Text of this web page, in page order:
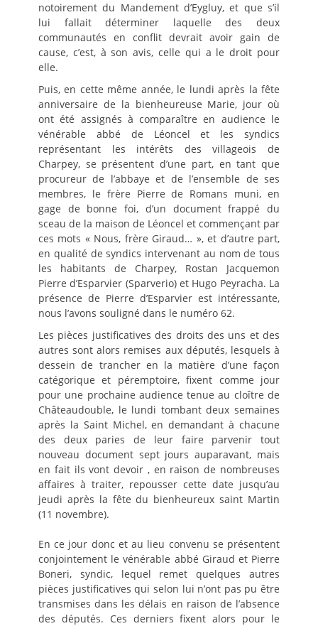
notoirement du Mandement d’Eygluy, et que s’il
lui fallait déterminer laquelle des deux
communautés en conflit devrait avoir gain de
cause, c’est, à son avis, celle qui a le droit pour
elle.
Puis, en cette même année, le lundi après la fête
anniversaire de la bienheureuse Marie, jour où
ont été assignés à comparaître en audience le
vénérable abbé de Léoncel et les syndics
représentant les intérêts des villageois de
Charpey, se présentent d’une part, en tant que
procureur de l’abbaye et de l’ensemble de ses
membres, le frère Pierre de Romans muni, en
gage de bonne foi, d’un document frappé du
sceau de la maison de Léoncel et commençant par
ces mots « Nous, frère Giraud… », et d’autre part,
en qualité de syndics intervenant au nom de tous
les habitants de Charpey, Rostan Jacquemon
Pierre d’Esparvier (Sparverio) et Hugo Peyracha. La
présence de Pierre d’Esparvier est intéressante,
nous l’avons souligné dans le numéro 62.
Les pièces justificatives des droits des uns et des
autres sont alors remises aux députés, lesquels à
dessein de trancher en la matière d’une façon
catégorique et péremptoire, fixent comme jour
pour une prochaine audience tenue au cloître de
Châteaudouble, le lundi tombant deux semaines
après la Saint Michel, en demandant à chacune
des deux paries de leur faire parvenir tout
nouveau document sept jours auparavant, mais
en fait ils vont devoir , en raison de nombreuses
affaires à traiter, repousser cette date jusqu’au
jeudi après la fête du bienheureux saint Martin
(11 novembre).
En ce jour donc et au lieu convenu se présentent
conjointement le vénérable abbé Giraud et Pierre
Boneri, syndic, lequel remet quelques autres
pièces justificatives qui selon lui n’ont pas pu être
transmises dans les délais en raison de l’absence
des députés. Ces derniers fixent alors pour le